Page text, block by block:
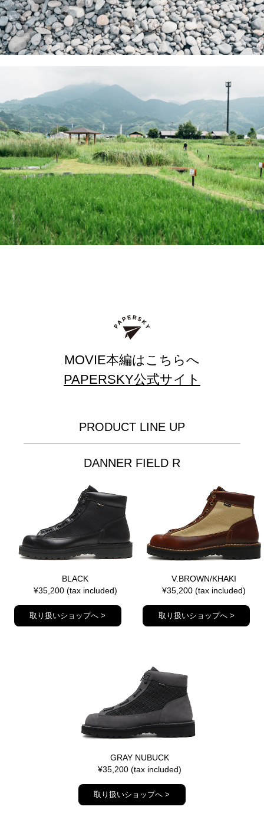
MOVIE本編はこちらへ
PAPERSKY公式サイト
PRODUCT LINE UP
DANNER FIELD R
BLACK
¥35,200 (tax included)
取り扱いショップへ >
V.BROWN/KHAKI
¥35,200 (tax included)
取り扱いショップへ >
GRAY NUBUCK
¥35,200 (tax included)
取り扱いショップへ >